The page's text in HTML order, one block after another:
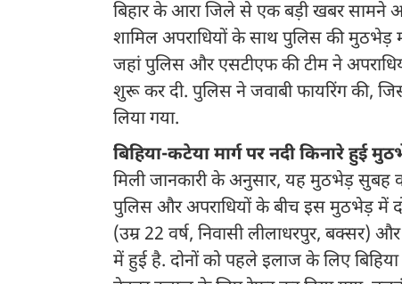
बिहार के आरा जिले से एक बड़ी खबर सामने आ
शामिल अपराधियों के साथ पुलिस की मुठभेड़
जहां पुलिस और एसटीएफ की टीम ने
शुरू कर दी. पुलिस ने जवाबी फायरिंग की,
लिया गया.
बिहिया-कटेया मार्ग पर नदी किनारे हुई
मिली जानकारी के अनुसार, यह मुठभेड़ सुबह
पुलिस और अपराधियों के बीच इस मुठभेड़ में
(उम्र 22 वर्ष, निवासी लीलाधरपुर, बक्सर)
में हुई है. दोनों को पहले इलाज के लिए